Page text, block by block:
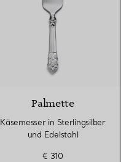
Palmette
Käsemesser in Sterlingsilber
und Edelstahl
€ 310